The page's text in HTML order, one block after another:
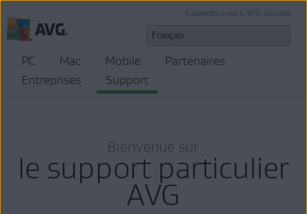
Connectez-vous à AVG Account
PC Mac Mobile
Partenaires
Entreprises
Support
Bienvenue sur
le support particulier
AVG